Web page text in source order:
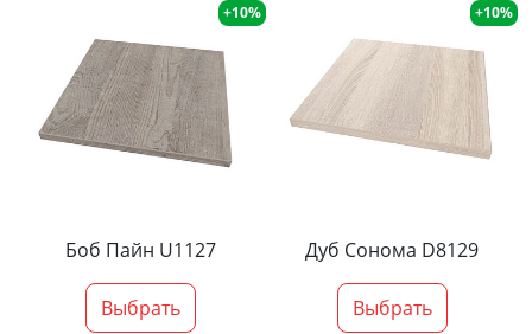
+10%
Боб Пайн U1127
Выбрать
+10%
Дуб Сонома D8129
Выбрать